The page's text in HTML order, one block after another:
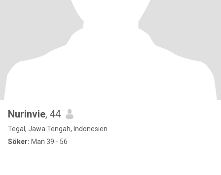
Nurinvie, 44
Tegal, Jawa Tengah, Indonesien
Söker: Man 39 - 56